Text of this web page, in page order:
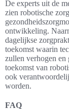
De experts uit de
zien robotische
ontwikkeling.
dagelijkse
toekomst waarin
zullen verhogen
toekomst van
ook
worden.
FAQ